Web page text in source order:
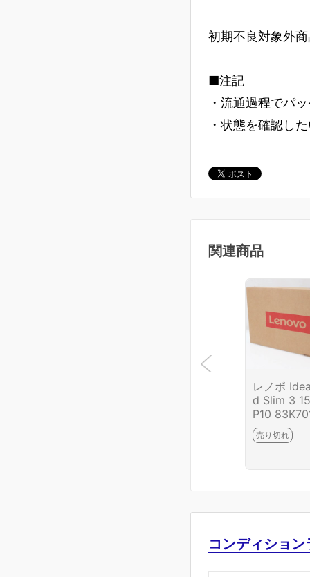
初期不良対象外
■注記
・流通過程でパ
・状態を確認し
関連商品
レノボ
d Slim 3
P10
JP HA03-
75-2G4
売り切れ
コンディション